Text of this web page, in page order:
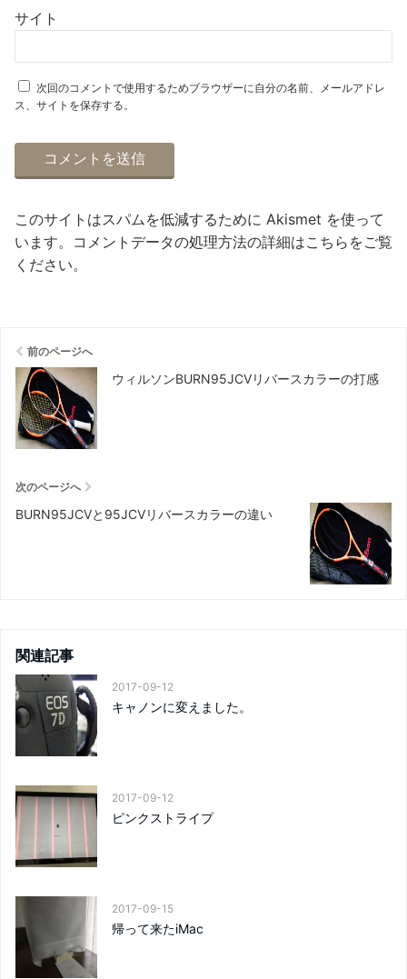
サイト
次回のコメントで使用するためブラウザーに自分の名前、メールアドレ
ス、サイトを保存する。
このサイトはスパムを低減するために Akismet を使って
います。 コメントデータの処理方法の詳細はこちらをご覧
ください。
前のページへ
ウィルソンBURN95JCVリバースカラーの打感
次のページへ
BURN95JCVと95JCVリバースカラーの違い
関連記事
2017-09-12
キャノンに変えました。
2017-09-12
ピンクストライプ
2017-09-15
帰って来たiMac